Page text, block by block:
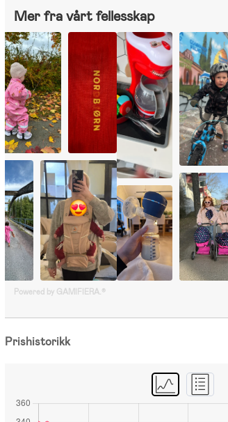
Mer fra vårt fellesskap
Powered by GAMIFIERA.®
Prishistorikk